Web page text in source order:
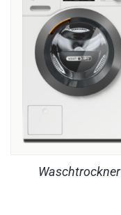
Waschtrockner